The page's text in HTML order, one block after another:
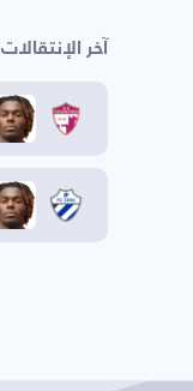
آخر الإنتقالات